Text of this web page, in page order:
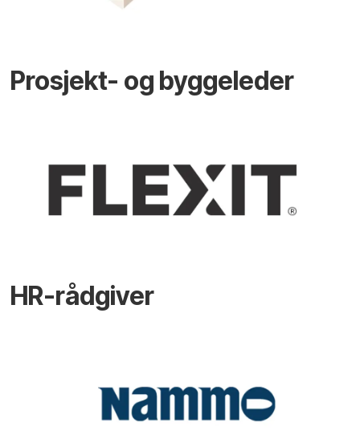
Prosjekt- og byggeleder
HR-rådgiver